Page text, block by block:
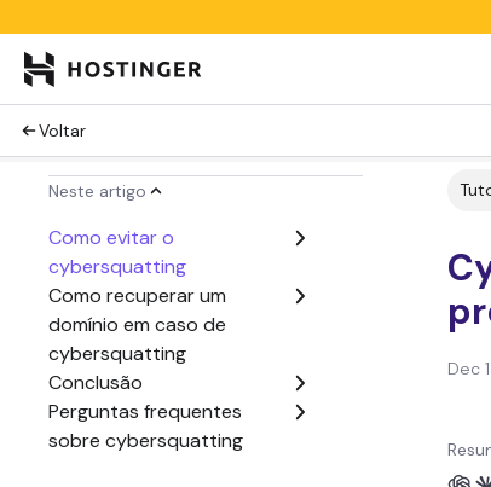
Voltar
Neste artigo
Como evitar o
cybersquatting
Como recuperar um
domínio em caso de
cybersquatting
Conclusão
Perguntas frequentes
sobre cybersquatting
Dec